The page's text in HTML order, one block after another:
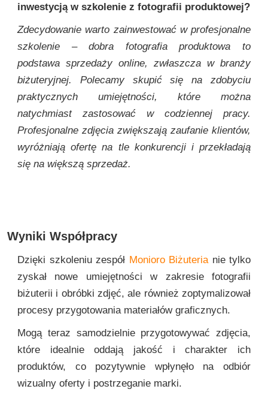
inwestycją w szkolenie z fotografii produktowej?
Zdecydowanie warto zainwestować w profesjonalne
szkolenie – dobra fotografia produktowa to
podstawa sprzedaży online, zwłaszcza w branży
biżuteryjnej. Polecamy skupić się na zdobyciu
praktycznych umiejętności, które można
natychmiast zastosować w codziennej pracy.
Profesjonalne zdjęcia zwiększają zaufanie klientów,
wyróżniają ofertę na tle konkurencji i przekładają
się na większą sprzedaż.
Wyniki Współpracy
Dzięki szkoleniu zespół Monioro Biżuterianie tylko
zyskał nowe umiejętności w zakresie fotografii
biżuterii i obróbki zdjęć, ale również zoptymalizował
procesy przygotowania materiałów graficznych.
Mogą teraz samodzielnie przygotowywać zdjęcia,
które idealnie oddają jakość i charakter ich
produktów, co pozytywnie wpłynęło na odbiór
wizualny oferty i postrzeganie marki.